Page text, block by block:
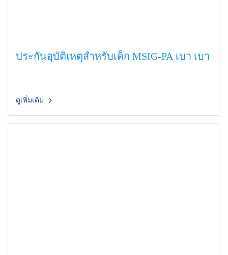
ประกันอุบัติเหตุสำหรับเด็ก MSIG-PA เบา เบา
ดูเพิ่มเติม